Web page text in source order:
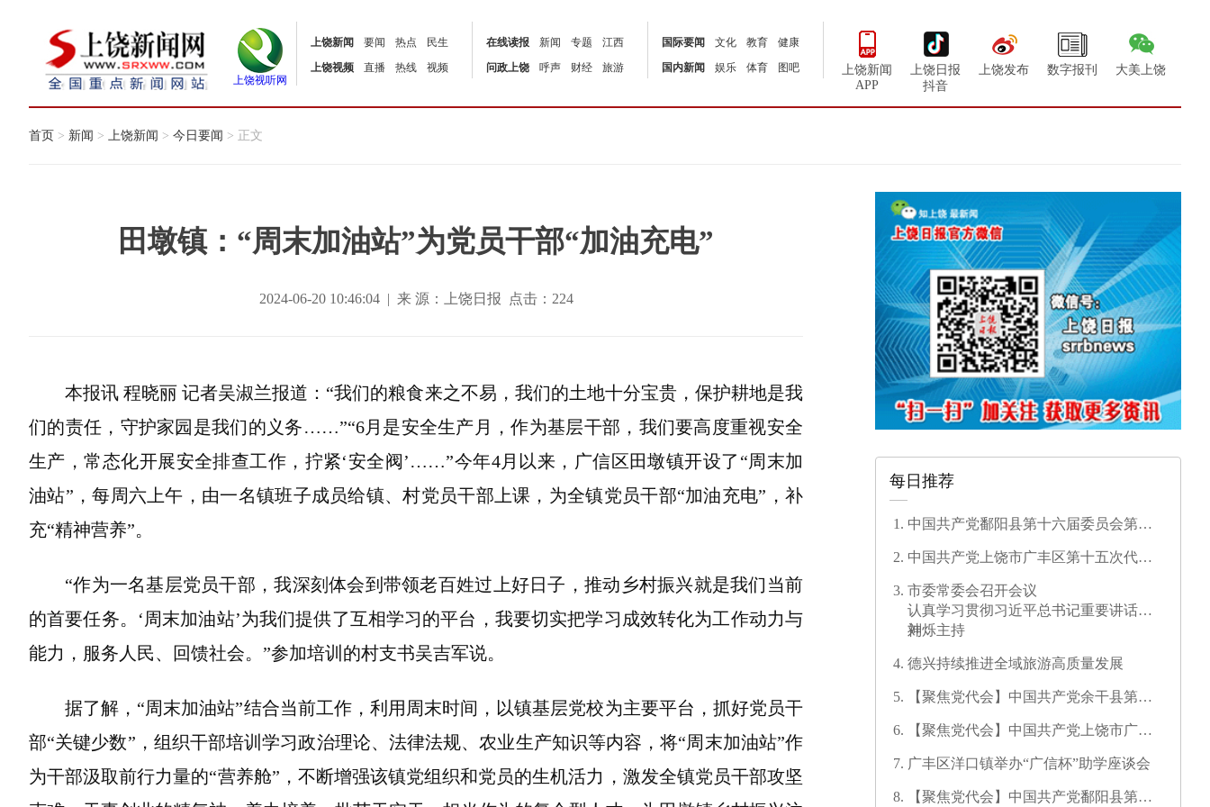
上饶视听网
上饶新闻 要闻 热点
民生
上饶视频
直播 热线 视频
在线读报 新闻 专题
江西
问政上饶
呼声 财经 旅游
国际要闻 文化 教育
健康
国内新闻
娱乐 体育 图吧
上饶新闻
APP
上饶日报
抖音
上饶发布 数字报刊 大美上饶
首页 > 新闻 > 上饶新闻 > 今日要闻 > 正文
田墩镇：“周末加油站”为党员干部“加油充电”
2024-06-20 10:46:04 | 来 源：上饶日报 点击： 224
本报讯 程晓丽 记者吴淑兰报道：“我们的粮食来之不易，我们的土地十分宝贵，保护耕地是我
们的责任，守护家园是我们的义务……”“6月是安全生产月，作为基层干部，我们要高度重视安全
生产，常态化开展安全排查工作，拧紧‘安全阀’……”今年4月以来，广信区田墩镇开设了“周末加
油站”，每周六上午，由一名镇班子成员给镇、村党员干部上课，为全镇党员干部“加油充电”，补
充“精神营养”。
“作为一名基层党员干部，我深刻体会到带领老百姓过上好日子，推动乡村振兴就是我们当前
的首要任务。‘周末加油站’为我们提供了互相学习的平台，我要切实把学习成效转化为工作动力与
能力，服务人民、回馈社会。”参加培训的村支书吴吉军说。
据了解，“周末加油站”结合当前工作，利用周末时间，以镇基层党校为主要平台，抓好党员干
部“关键少数”，组织干部培训学习政治理论、法律法规、农业生产知识等内容，将“周末加油站”作
为干部汲取前行力量的“营养舱”，不断增强该镇党组织和党员的生机活力，激发全镇党员干部攻坚
每日推荐
中国共产党鄱阳县第十六届委员会第一
中国共产党上饶市广丰区第十五次代表
市委常委会召开会议
认真学习贯彻习近平总书记重要讲话精
神
刘烁主持
德兴持续推进全域旅游高质量发展
【聚焦党代会】中国共产党余干县第十
【聚焦党代会】中国共产党上饶市广信
广丰区洋口镇举办“广信杯”助学座谈会
【聚焦党代会】中国共产党鄱阳县第十